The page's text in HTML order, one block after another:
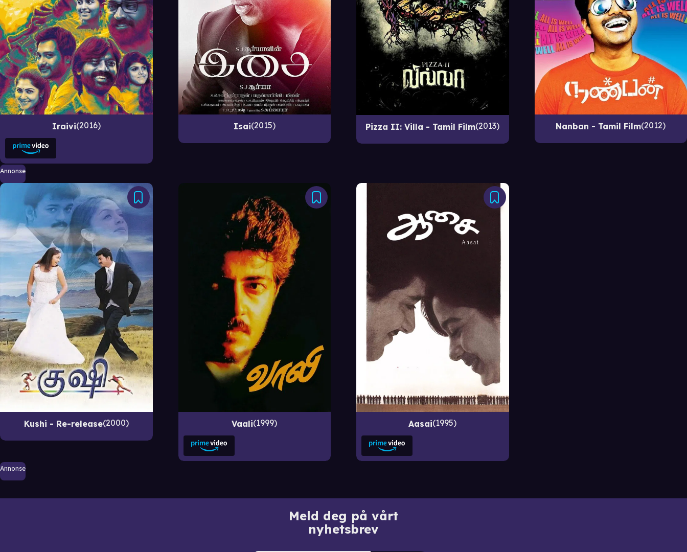
Iraivi 2016 Isai 2015 Pizza II: Villa - Tamil Film 2013 Nanban - Tamil Film 2012
Annonse
Kushi - Re-release 2000 Vaali 1999 Aasai 1995
Annonse
Meld deg på vårt
nyhetsbrev